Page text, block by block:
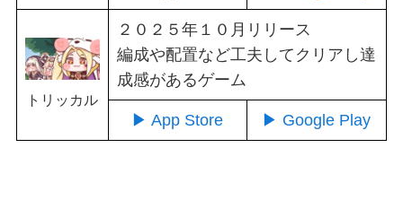
トリッカル
２０２５年１０月リリース
編成や配置など工夫してクリアし達
成感があるゲーム
▶ App Store ▶ Google Play